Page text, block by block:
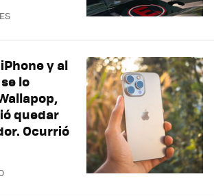
y al
lo
quedar
Ocurrió